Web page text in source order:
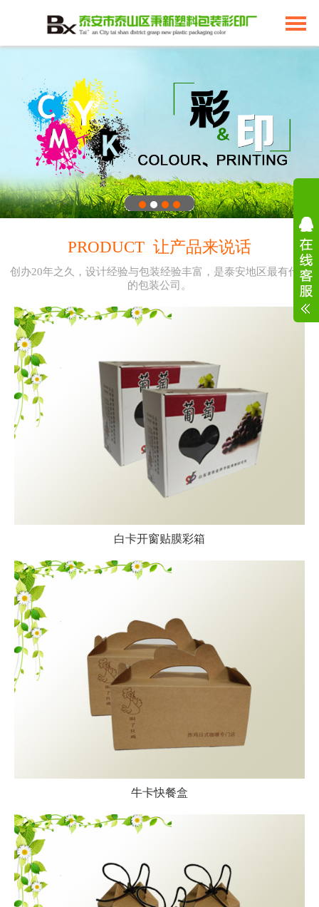
PRODUCT 让产品来说话
创办20年之久，设计经验与包装经验丰富，是泰安地区最有代表
的包装公司。
白卡开窗贴膜彩箱
牛卡快餐盒